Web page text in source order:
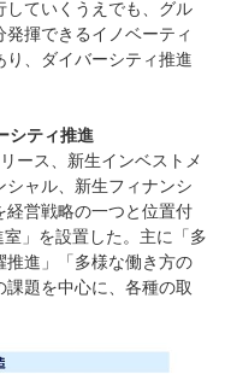
していくうえでも、グル
揮できるイノベーティ
、ダイバーシティ推進
シティ推進
ース、新生インベストメ
シャル、新生フィナンシ
経営戦略の一つと位置付
」を設置した。主に「多
進」「多様な働き方の
題を中心に、各種の取